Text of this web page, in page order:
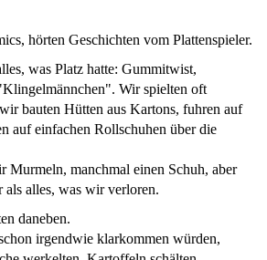
hörten Geschichten vom Plattenspieler.
was Platz hatte: Gummitwist,
Wir spielten oft
bauten Hütten aus Kartons, fuhren auf
auf einfachen Rollschuhen über die
Murmeln, manchmal einen Schuh, aber
alles, was wir verloren.
daneben.
irgendwie klarkommen würden,